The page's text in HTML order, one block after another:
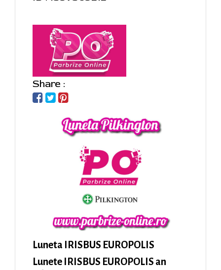
Share :
Luneta IRISBUS EUROPOLIS
Lunete IRISBUS EUROPOLIS an